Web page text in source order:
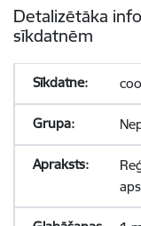
Detalizētāka
sīkdatnēm